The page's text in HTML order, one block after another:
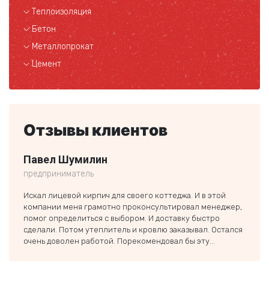
Теплоизоляция
Бетон
Металлопрокат
Цемент
Отзывы клиентов
Павел Шумилин
предприниматель
Искал лицевой кирпич для своего коттеджа. И в этой
компании меня грамотно проконсультировал менеджер,
помог определиться с выбором. И доставку быстро
сделали. Потом утеплитель и кровлю заказывал. Остался
очень доволен работой. Порекомендовал бы эту...